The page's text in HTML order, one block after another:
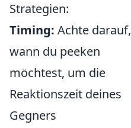
Strategien:
Timing: Achte darauf,
wann du peeken
möchtest, um die
Reaktionszeit deines
Gegners